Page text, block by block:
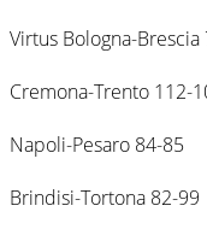
Virtus Bologna-Brescia
Cremona-Trento 112-
Napoli-Pesaro 84-85
Brindisi-Tortona 82-99